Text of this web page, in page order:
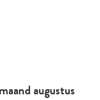
augustus